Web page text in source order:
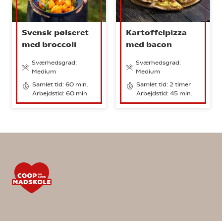
Svensk pølseret
med broccoli
Sværhedsgrad:
Medium
Samlet tid: 60 min.
Arbejdstid: 60 min.
Kartoffelpizza
med bacon
Sværhedsgrad:
Medium
Samlet tid: 2 timer
Arbejdstid: 45 min.